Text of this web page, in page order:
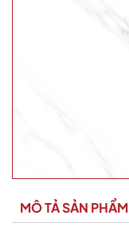
MÔ TẢ SẢN PHẨM